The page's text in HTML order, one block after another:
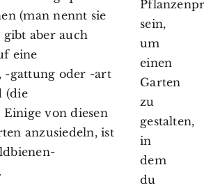
(man nennt sie
gibt aber auch
eine
-gattung oder -art
(die
von diesen
anzusiedeln, ist
sein,
um
einen
Garten
zu
gestalten,
in
dem
du